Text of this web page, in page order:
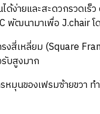
ด้ง่ายและสะดวกรวดเร็
พัฒนามาเพื่อ J.chair โ
งสี่เหลี่ยม (Square
รับสูงมาก
มุนของเฟรมซ้ายขวา ท